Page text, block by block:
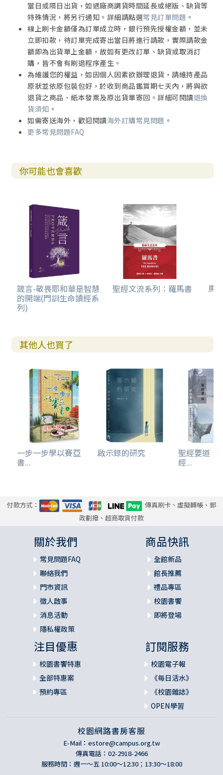
當日或隔日出貨，如遇廠商調貨時間延長或絕版、缺貨等
特殊情況，將另行通知。詳細請點選常見訂單問題 。
線上刷卡金額僅為訂單成立時，銀行預先授權金額，並未
立即扣款，待訂單完成寄出當日將進行請款，實際請款金
額即為出貨單上金額，故如有更改訂單、缺貨或取消訂
購，皆不會有刷退程序產生。
為維護您的權益，如因個人因素欲辦理退貨，請維持產品
原狀並依原包裝包好，於收到商品鑑賞期七天內，將與欲
退貨之商品、紙本發票及原出貨單寄回。詳細可閱讀退換
貨須知 。
如需寄送海外，歡迎閱讀海外訂購常見問題 。
更多常見問題FAQ
你可能也會喜歡
箴言-敬畏耶和華是智慧
的開端(門訓生命讀經系
列)
聖經文流系列：羅馬書 馬
其他人也買了
一步一步學以賽亞
書...
啟示錄的研究 聖經要道：
經...
付款方式：
傳真刷卡、虛擬轉帳、郵
政劃撥、超商取貨付款
關於我們
常見問題FAQ
聯絡我們
門市資訊
徵人啟事
消息活動
隱私權政策
商品快訊
全館新品
館長推薦
禮品專區
校園書饗
即將登場
注目優惠
校園書饗特惠
全部特惠案
預約專區
訂閱服務
校園電子報
《每日活水》
《校園雜誌》
OPEN學習
校園網路書房客服
E-Mail： estore@campus.org.tw
傳真電話：02-2918-2466
服務時間：週一～五 10:00～12:30；13:30～18:00